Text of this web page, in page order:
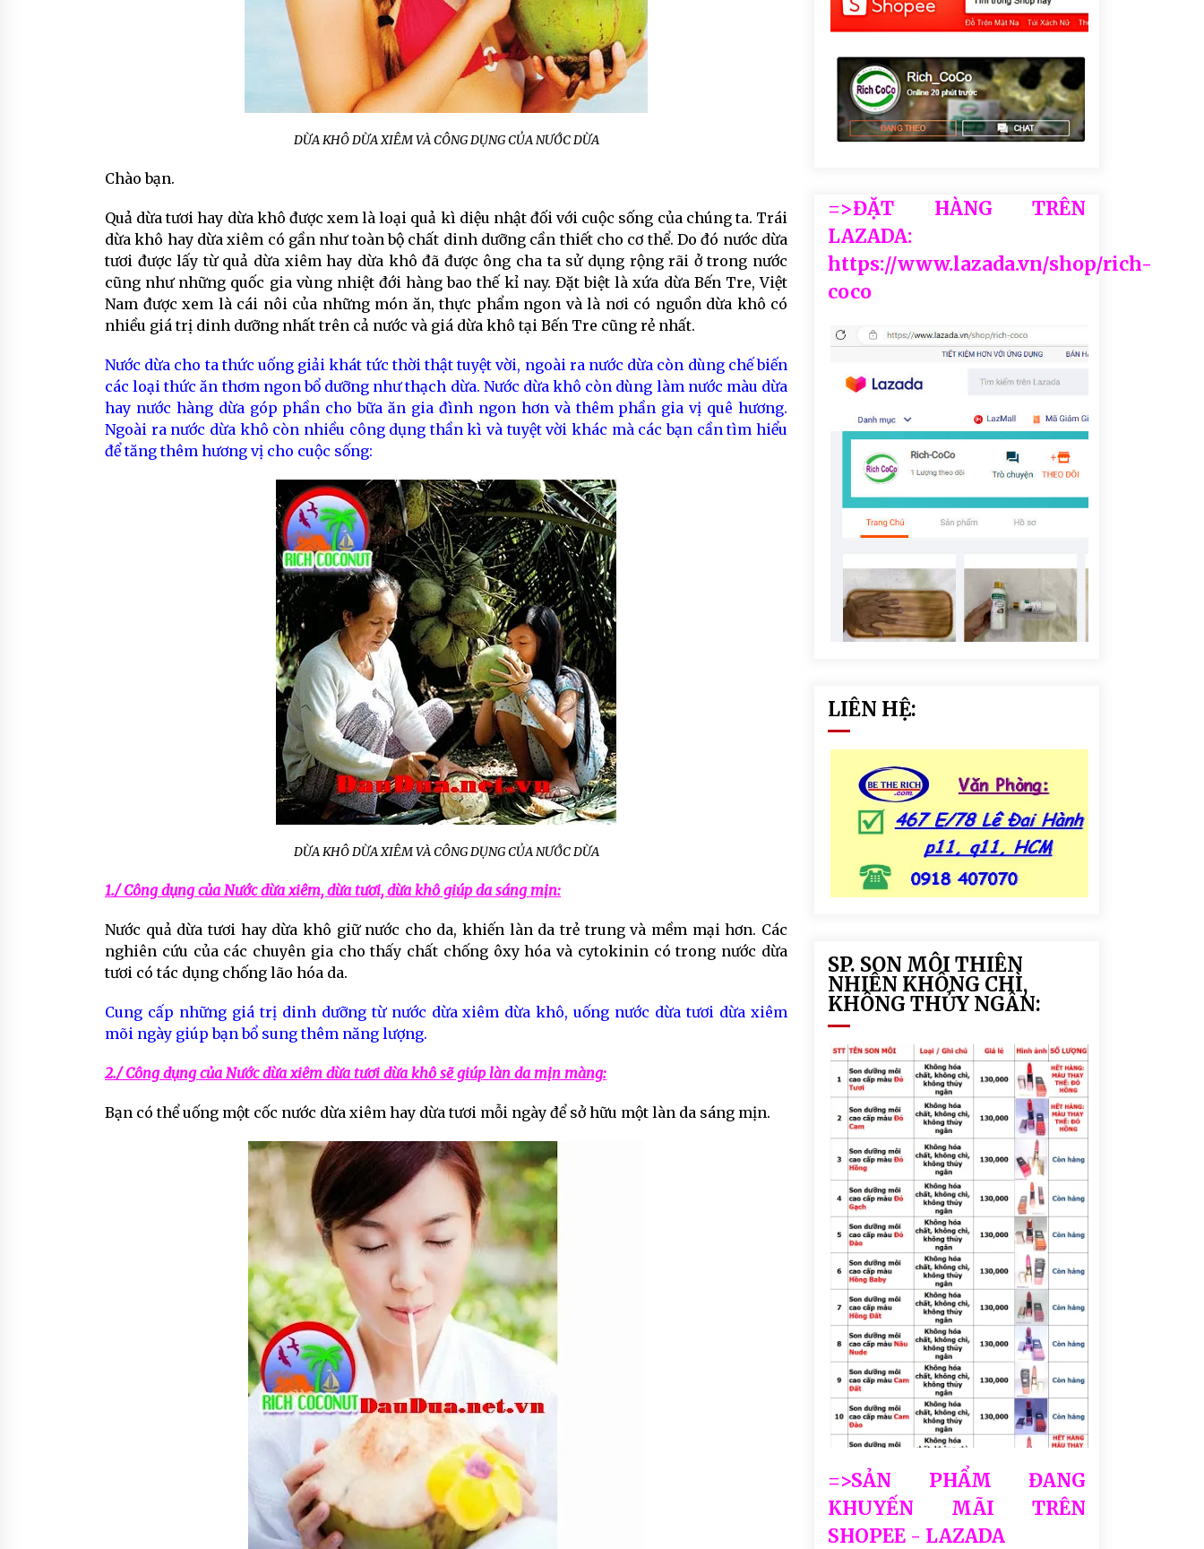
DỪA KHÔ DỪA XIÊM VÀ CÔNG DỤNG CỦA NƯỚC DỪA
Chào bạn.
Quả dừa tươi hay dừa khô được xem là loại quả kì diệu nhật đối với cuộc sống của chúng ta. Trái
dừa khô hay dừa xiêm có gần như toàn bộ chất dinh dưỡng cần thiết cho cơ thể. Do đó nước dừa
tươi được lấy từ quả dừa xiêm hay dừa khô đã được ông cha ta sử dụng rộng rãi ở trong nước
cũng như những quốc gia vùng nhiệt đới hàng bao thế kỉ nay. Đặt biệt là xứa dừa Bến Tre, Việt
Nam được xem là cái nôi của những món ăn, thực phẩm ngon và là nơi có nguồn dừa khô có
nhiều giá trị dinh dưỡng nhất trên cả nước và giá dừa khô tại Bến Tre cũng rẻ nhất.
Nước dừa cho ta thức uống giải khát tức thời thật tuyệt vời, ngoài ra nước dừa còn dùng chế biến
các loại thức ăn thơm ngon bổ dưỡng như thạch dừa. Nước dừa khô còn dùng làm nước màu dừa
hay nước hàng dừa góp phần cho bữa ăn gia đình ngon hơn và thêm phần gia vị quê hương.
Ngoài ra nước dừa khô còn nhiều công dụng thần kì và tuyệt vời khác mà các bạn cần tìm hiểu
để tăng thêm hương vị cho cuộc sống:
DỪA KHÔ DỪA XIÊM VÀ CÔNG DỤNG CỦA NƯỚC DỪA
1./ Công dụng của Nước dừa xiêm, dừa tươi, dừa khô giúp da sáng mịn:
Nước quả dừa tươi hay dừa khô giữ nước cho da, khiến làn da trẻ trung và mềm mại hơn. Các
nghiên cứu của các chuyên gia cho thấy chất chống ôxy hóa và cytokinin có trong nước dừa
tươi có tác dụng chống lão hóa da.
Cung cấp những giá trị dinh dưỡng từ nước dừa xiêm dừa khô, uống nước dừa tươi dừa xiêm
mõi ngày giúp bạn bổ sung thêm năng lượng.
2./ Công dụng của Nước dừa xiêm dừa tươi dừa khô sẽ giúp làn da mịn màng:
Bạn có thể uống một cốc nước dừa xiêm hay dừa tươi mỗi ngày để sở hữu một làn da sáng mịn.
=>ĐẶT HÀNG TRÊN
LAZADA:
https://www.lazada.vn/shop/rich-
coco
LIÊN HỆ:
SP. SON MÔI THIÊN
NHIÊN KHÔNG CHÌ,
KHÔNG THỦY NGÂN:
=>SẢN PHẨM ĐANG
KHUYẾN MÃI TRÊN
SHOPEE - LAZADA